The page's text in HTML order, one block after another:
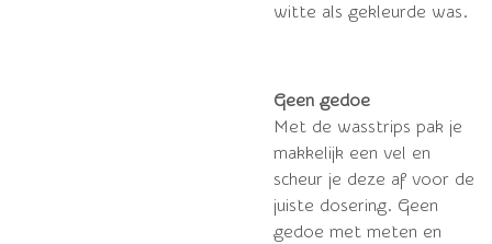
witte als gekleurde was.
Geen gedoe
Met de wasstrips pak je
makkelijk een vel en
scheur je deze af voor de
juiste dosering. Geen
gedoe met meten en